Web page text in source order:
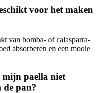
voor het maken
van bomba- of calasparra-
absorberen en een mooie
paella niet
de pan?